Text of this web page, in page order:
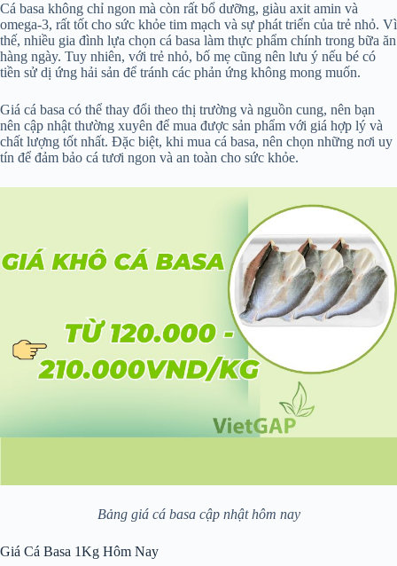
Cá basa không chỉ ngon mà còn rất bổ dưỡng, giàu axit amin và
omega-3, rất tốt cho sức khỏe tim mạch và sự phát triển của trẻ nhỏ. Vì
thế, nhiều gia đình lựa chọn cá basa làm thực phẩm chính trong bữa ăn
hàng ngày. Tuy nhiên, với trẻ nhỏ, bố mẹ cũng nên lưu ý nếu bé có
tiền sử dị ứng hải sản để tránh các phản ứng không mong muốn.
Giá cá basa có thể thay đổi theo thị trường và nguồn cung, nên bạn
nên cập nhật thường xuyên để mua được sản phẩm với giá hợp lý và
chất lượng tốt nhất. Đặc biệt, khi mua cá basa, nên chọn những nơi uy
tín để đảm bảo cá tươi ngon và an toàn cho sức khỏe.
Bảng giá cá basa cập nhật hôm nay
Giá Cá Basa 1Kg Hôm Nay